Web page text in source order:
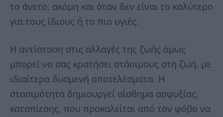
το άνετο, ακόμη και όταν δεν είναι το καλύτερο
για τους ίδιους ή το πιο υγιές.
Η αντίσταση στις αλλαγές της ζωής όμως
μπορεί να σας κρατήσει στάσιμους στη ζωή, με
ιδιαίτερα δυσμενή αποτελέσματα. Η
στασιμότητα δημιουργεί αίσθημα ασφυξίας,
καταπίεσης, που προκαλείται από τον φόβο να